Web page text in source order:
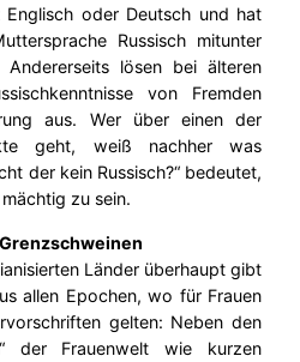
oder Deutsch und hat
Russisch mitunter
lösen bei älteren
von Fremden
aus. Wer über einen der
geht, weiß nachher was
der kein Russisch?“ bedeutet,
zu sein.
Länder überhaupt gibt
allen Epochen, wo für Frauen
gelten: Neben den
der Frauenwelt wie kurzen